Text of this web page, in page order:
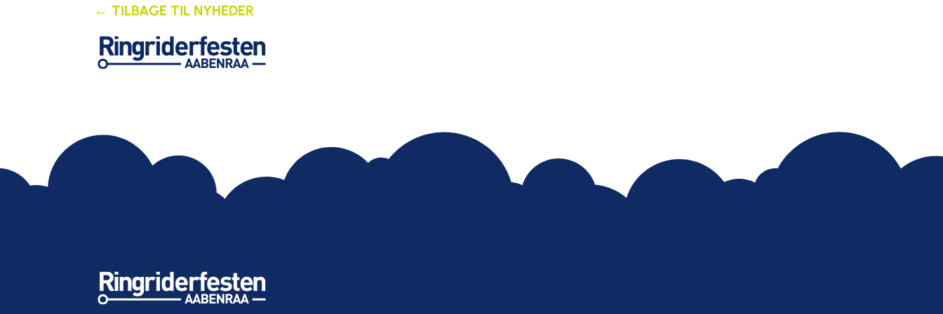
← TILBAGE TIL NYHEDER